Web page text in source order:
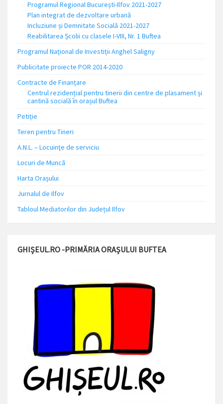
Programul Regional București-Ilfov 2021-2027
Plan integrat de dezvoltare urbană
Incluziune și Demnitate Socială 2021-2027
Reabilitarea Școlii cu clasele I-VIII, Nr. 1 Buftea
Programul Național de Investiții Anghel Saligny
Publicitate proiecte POR 2014-2020
Contracte de Finanțare
Centrul rezidențial pentru tinerii din centre de plasament și
cantină socială în orașul Buftea
Petiție
Teren pentru Tineri
A.N.L. – Locuinţe de serviciu
Locuri de Muncă
Harta Orașului
Jurnalul de Ilfov
Tabloul Mediatorilor din Județul Ilfov
GHIȘEUL.RO -PRIMĂRIA ORAȘULUI BUFTEA